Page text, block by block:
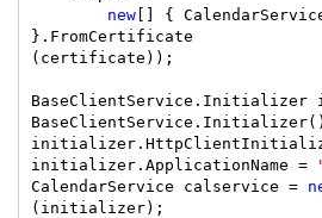
new[] {
}.FromCertificate
(certificate));
initializer.ApplicationName =
CalendarService calservice =
(initializer);